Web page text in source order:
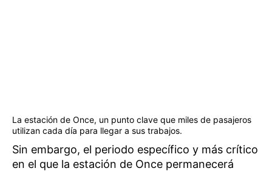
La estación de Once, un punto clave que miles de pasajeros
utilizan cada día para llegar a sus trabajos.
Sin embargo, el periodo específico y más crítico
en el que la estación de Once permanecerá